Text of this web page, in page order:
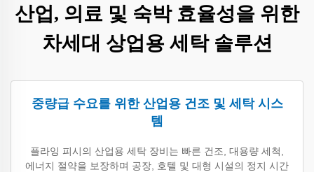
산업, 의료 및 숙박 효율성을 위한
차세대 상업용 세탁 솔루션
중량급 수요를 위한 산업용 건조 및 세탁 시스
템
플라잉 피시의 산업용 세탁 장비는 빠른 건조, 대용량 세척,
에너지 절약을 보장하며 공장, 호텔 및 대형 시설의 정지 시간